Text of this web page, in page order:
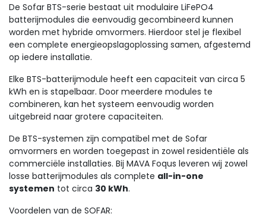
De Sofar BTS-serie bestaat uit modulaire LiFePO4
batterijmodules die eenvoudig gecombineerd kunnen
worden met hybride omvormers. Hierdoor stel je flexibel
een complete energieopslagoplossing samen, afgestemd
op iedere installatie.
Elke BTS-batterijmodule heeft een capaciteit van circa 5
kWh en is stapelbaar. Door meerdere modules te
combineren, kan het systeem eenvoudig worden
uitgebreid naar grotere capaciteiten.
De BTS-systemen zijn compatibel met de Sofar
omvormers en worden toegepast in zowel residentiële als
commerciële installaties. Bij MAVA Foqus leveren wij zowel
losse batterijmodules als complete all-in-one
systemen tot circa 30 kWh.
Voordelen van de SOFAR: